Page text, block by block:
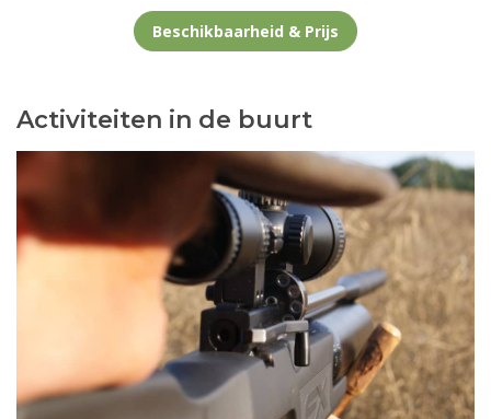
Beschikbaarheid & Prijs
Activiteiten in de buurt